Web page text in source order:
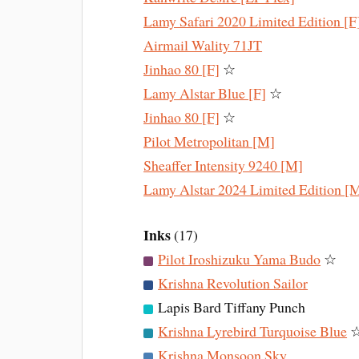
Lamy Safari 2020 Limited Edition
Airmail Wality 71JT
Jinhao 80 [F] ☆
Lamy Alstar Blue [F] ☆
Jinhao 80 [F] ☆
Pilot Metropolitan [M]
Sheaffer Intensity 9240 [M]
Lamy Alstar 2024 Limited Edition
Inks(17)
Pilot Iroshizuku Yama Budo ☆
Krishna Revolution Sailor
Lapis Bard Tiffany Punch
Krishna Lyrebird Turquoise Blue
Krishna Monsoon Sky